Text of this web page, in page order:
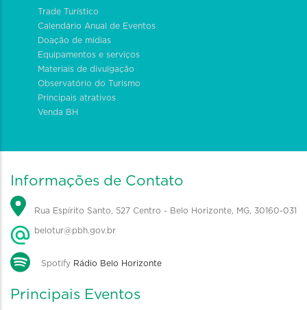
Trade Turístico
Calendário Anual de Eventos
Doação de mídias
Equipamentos e serviços
Materiais de divulgação
Observatório do Turismo
Principais atrativos
Venda BH
Informações de Contato
Rua Espírito Santo, 527 Centro - Belo Horizonte, MG, 30160-031
belotur@pbh.gov.br
Spotify Rádio Belo Horizonte
Principais Eventos